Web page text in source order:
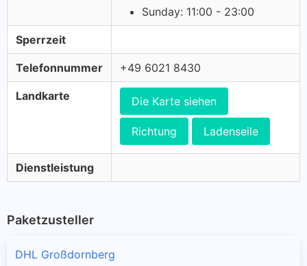
Sunday: 11:00 - 23:00
Sperrzeit
Telefonnummer +49 6021 8430
Landkarte Die Karte siehen
Richtung Ladenseile
Dienstleistung
Paketzusteller
DHL Großdornberg